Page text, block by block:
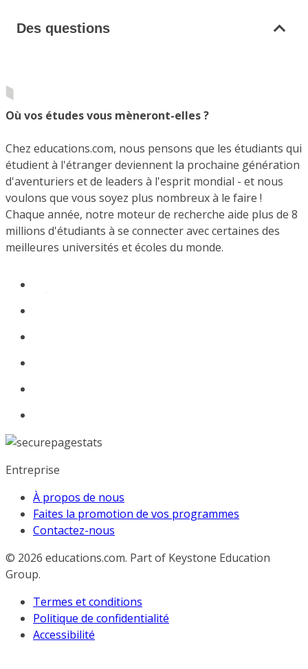
Des questions
Où vos études vous mèneront-elles ?
Chez educations.com, nous pensons que les étudiants qui
étudient à l'étranger deviennent la prochaine génération
d'aventuriers et de leaders à l'esprit mondial - et nous
voulons que vous soyez plus nombreux à le faire !
Chaque année, notre moteur de recherche aide plus de 8
millions d'étudiants à se connecter avec certaines des
meilleures universités et écoles du monde.
Entreprise
À propos de nous
Faites la promotion de vos programmes
Contactez-nous
© 2026 educations.com. Part of Keystone Education
Group.
Termes et conditions
Politique de confidentialité
Accessibilité